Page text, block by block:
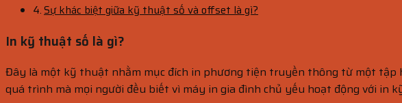
Sự khác biệt giữa kỹ thuật số và offset là gì?
In kỹ thuật số là gì?
Đây là một kỹ thuật nhằm mục đích in phương tiện truyền thông từ một
quá trình mà mọi người đều biết vì máy in gia đình chủ yếu hoạt động với in